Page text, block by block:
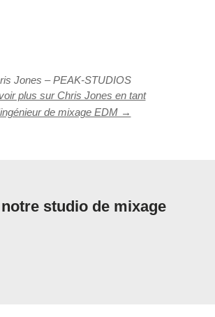
Jones – PEAK-STUDIOS
plus sur Chris Jones en tant
de mixage EDM →
studio de mixage